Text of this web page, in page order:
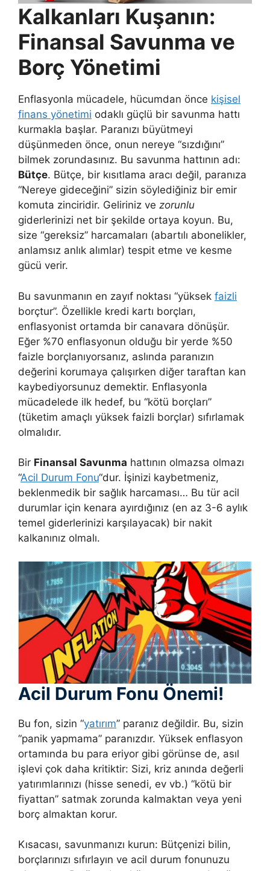
Kalkanları Kuşanın:
Finansal Savunma ve
Borç Yönetimi
Enflasyonla mücadele, hücumdan önce kişisel
finans yönetimi odaklı güçlü bir savunma hattı
kurmakla başlar. Paranızı büyütmeyi
düşünmeden önce, onun nereye “sızdığını”
bilmek zorundasınız. Bu savunma hattının adı:
Bütçe. Bütçe, bir kısıtlama aracı değil, paranıza
“Nereye gideceğini” sizin söylediğiniz bir emir
komuta zinciridir. Geliriniz ve zorunlu
giderlerinizi net bir şekilde ortaya koyun. Bu,
size “gereksiz” harcamaları (abartılı abonelikler,
anlamsız anlık alımlar) tespit etme ve kesme
gücü verir.
Bu savunmanın en zayıf noktası “yüksek faizli
borçtur”. Özellikle kredi kartı borçları,
enflasyonist ortamda bir canavara dönüşür.
Eğer %70 enflasyonun olduğu bir yerde %50
faizle borçlanıyorsanız, aslında paranızın
değerini korumaya çalışırken diğer taraftan kan
kaybediyorsunuz demektir. Enflasyonla
mücadelede ilk hedef, bu “kötü borçları”
(tüketim amaçlı yüksek faizli borçlar) sıfırlamak
olmalıdır.
Bir Finansal Savunma hattının olmazsa olmazı
“Acil Durum Fonu“dur. İşinizi kaybetmeniz,
beklenmedik bir sağlık harcaması… Bu tür acil
durumlar için kenara ayırdığınız (en az 3-6 aylık
temel giderlerinizi karşılayacak) bir nakit
kalkanınız olmalı.
Acil Durum Fonu Önemi!
Bu fon, sizin “yatırım” paranız değildir. Bu, sizin
“panik yapmama” paranızdır. Yüksek enflasyon
ortamında bu para eriyor gibi görünse de, asıl
işlevi çok daha kritiktir: Sizi, kriz anında değerli
yatırımlarınızı (hisse senedi, ev vb.) “kötü bir
fiyattan” satmak zorunda kalmaktan veya yeni
borç almaktan korur.
Kısacası, savunmanızı kurun: Bütçenizi bilin,
borçlarınızı sıfırlayın ve acil durum fonunuzu